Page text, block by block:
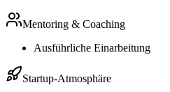
Mentoring & Coaching
Ausführliche Einarbeitung
Startup-Atmosphäre